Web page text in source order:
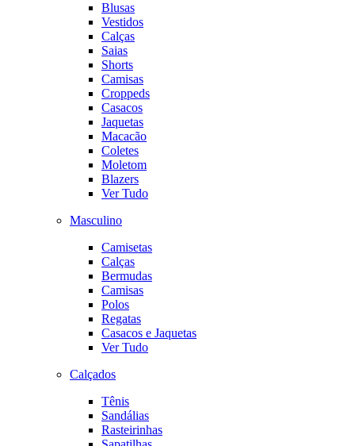
Blusas
Vestidos
Calças
Saias
Shorts
Camisas
Croppeds
Casacos
Jaquetas
Macacão
Coletes
Moletom
Blazers
Ver Tudo
Masculino
Camisetas
Calças
Bermudas
Camisas
Polos
Regatas
Casacos e Jaquetas
Ver Tudo
Calçados
Tênis
Sandálias
Rasteirinhas